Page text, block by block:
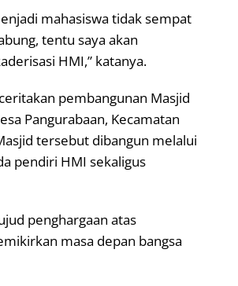
mahasiswa tidak sempat
tentu saya akan
HMI,” katanya.
pembangunan Masjid
Pangurabaan, Kecamatan
tersebut dibangun melalui
pendiri HMI sekaligus
penghargaan atas
masa depan bangsa